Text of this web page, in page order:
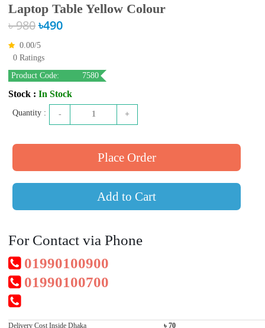
Laptop Table Yellow Colour
৳ 980৳490
0.00/5
0 Ratings
Product Code:
7580
Stock : In Stock
Quantity : - 1 +
Add to Cart
For Contact via Phone
01990100900
01990100700
Delivery Cost Inside Dhaka
৳ 70